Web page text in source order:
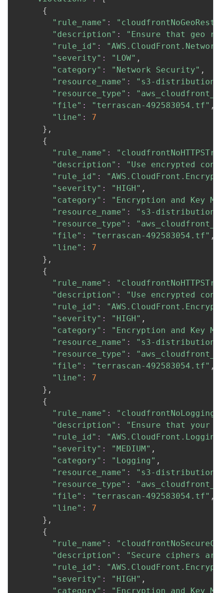
{
"rule_name" :
"description" :
"Ensure that geo
"rule_id" :
"severity" : "LOW" ,
"category" : "Network Security" ,
"resource_name" :
"s3-distribution-
"resource_type" :
"file" : "terrascan-492583054.tf" ,
"line" :
7
} ,
{
"rule_name" :
"description" :
"Use encrypted
"rule_id" :
"severity" : "HIGH" ,
"category" :
"Encryption and Key
"resource_name" :
"s3-distribution-
"resource_type" :
"file" : "terrascan-492583054.tf" ,
"line" :
7
} ,
{
"rule_name" :
"description" :
"Use encrypted
"rule_id" :
"severity" : "HIGH" ,
"category" :
"Encryption and Key
"resource_name" :
"s3-distribution-
"resource_type" :
"file" : "terrascan-492583054.tf" ,
"line" :
7
} ,
{
"rule_name" : "cloudfrontNoLogging"
"description" :
"Ensure that your
"rule_id" :
"severity" : "MEDIUM" ,
"category" : "Logging" ,
"resource_name" :
"s3-distribution-
"resource_type" :
"file" : "terrascan-492583054.tf" ,
"line" :
7
} ,
{
"rule_name" :
"description" :
"Secure ciphers
"rule_id" :
"severity" : "HIGH" ,
"category" :
"Encryption and Key